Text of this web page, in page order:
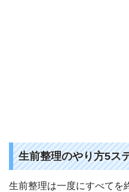
生前整理のやり方5ス
生前整理は一度にすべてを